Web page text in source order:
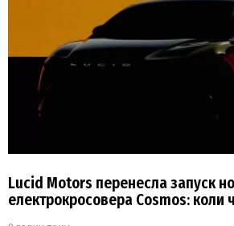
Lucid Motors перенесла запуск
електрокросовера Cosmos: коли